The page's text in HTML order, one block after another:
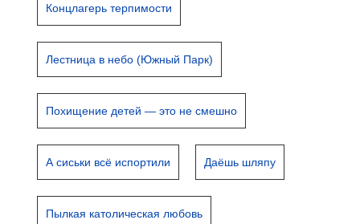
Концлагерь терпимости
Лестница в небо (Южный Парк)
Похищение детей — это не смешно
А сиськи всё испортили Даёшь шляпу
Пылкая католическая любовь